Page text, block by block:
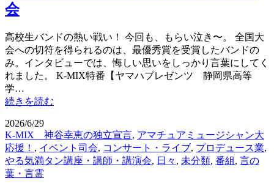
会
高校生バンドの熱い戦い！ 今回も、もらい泣き〜。 全国大
会への切符を得られるのは、最優秀賞を受賞したバンドの
み。インタビューでは、悔しい思いをしっかり言葉にしてく
れました。 K-MIX特番【ヤマハプレゼンツ 静岡県高等
学…
続きを読む
2026/6/29
K-MIX 神谷幸恵の独立宣言, アマチュアミュージシャン大
応援！ , イベント司会, コンサート・ライブ, プロデュース業,
やる気満タン講座・講師・講演会, 日々 , 未分類, 番組, 言の
葉・言霊